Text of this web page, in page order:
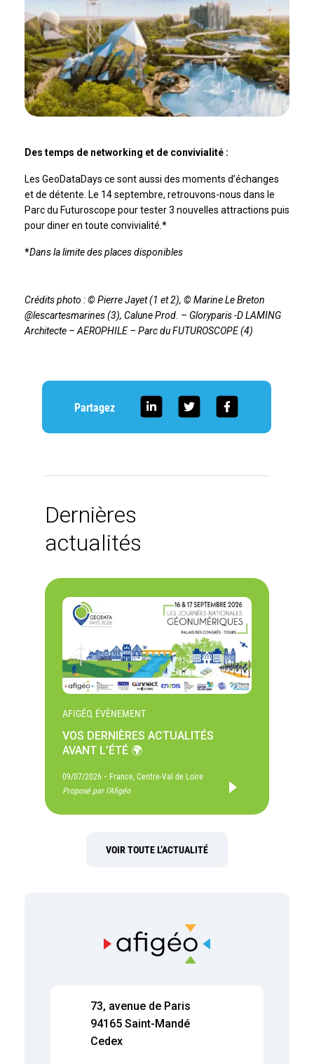
Des temps de networking et de convivialité :
Les GeoDataDays ce sont aussi des moments d’échanges
et de détente. Le 14 septembre, retrouvons-nous dans le
Parc du Futuroscope pour tester 3 nouvelles attractions puis
pour diner en toute convivialité.*
*Dans la limite des places disponibles
Crédits photo : © Pierre Jayet (1 et 2), © Marine Le Breton
@lescartesmarines (3), Calune Prod. – Gloryparis -D LAMING
Architecte – AEROPHILE – Parc du FUTUROSCOPE (4)
Partagez
Dernières
actualités
AFIGÉO, ÉVÈNEMENT
VOS DERNIÈRES ACTUALITÉS
AVANT L’ÉTÉ 🌍
09/07/2026 - France, Centre-Val de Loire
Proposé par l'Afigéo
VOIR TOUTE L’ACTUALITÉ
73, avenue de Paris
94165 Saint-Mandé
Cedex